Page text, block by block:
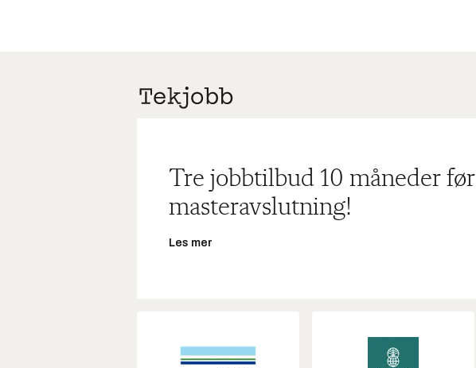
Tre jobbtilbud 10 måneder før
masteravslutning!
Les mer